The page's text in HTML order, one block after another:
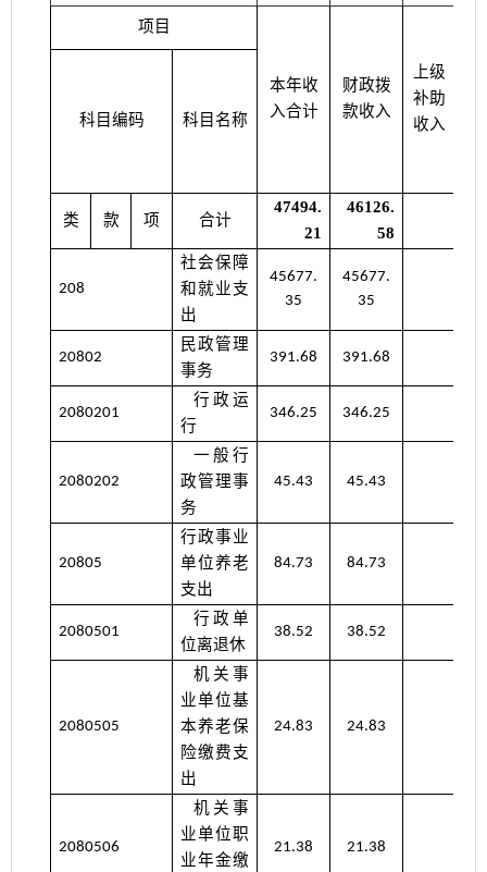
项目
本年收
入合计
财政拨
款收入
上级
补助
收入
科目编码
科目名称
类 款 项 合计
47494.
21
46126.
58
208
社会保障
和就业支
出
45677.
35
45677.
35
20802
民政管理
事务
391.68 391.68
2080201
行政运
行
346.25 346.25
2080202
一般行
政管理事
务
45.43 45.43
20805
行政事业
单位养老
支出
84.73 84.73
2080501
行政单
位离退休
38.52 38.52
2080505
机关事
业单位基
本养老保
险缴费支
出
24.83 24.83
2080506
机关事
业单位职
业年金缴
21.38 21.38